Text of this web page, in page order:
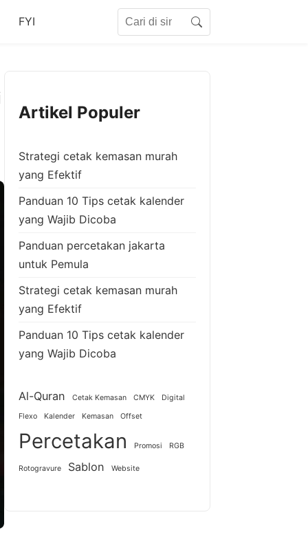
FYI Search
Artikel Populer
Strategi cetak kemasan murah
yang Efektif
Panduan 10 Tips cetak kalender
yang Wajib Dicoba
Panduan percetakan jakarta
untuk Pemula
Strategi cetak kemasan murah
yang Efektif
Panduan 10 Tips cetak kalender
yang Wajib Dicoba
Al-Quran Cetak Kemasan CMYK Digital
Flexo Kalender Kemasan Offset
Percetakan Promosi RGB
Rotogravure Sablon Website